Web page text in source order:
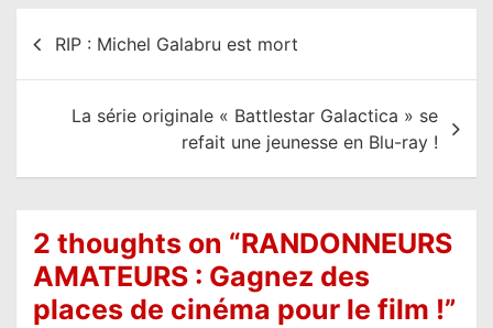
v
RIP : Michel Galabru est mort
La série originale « Battlestar Galactica » se
refait une jeunesse en Blu-ray !
2 thoughts on “RANDONNEURS
AMATEURS : Gagnez des
places de cinéma pour le film !”